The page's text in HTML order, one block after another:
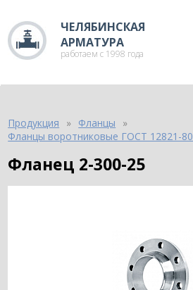
ЧЕЛЯБИНСКАЯ
АРМАТУРА
работаем с 1998 года
Продукция
Фланцы
Фланцы воротниковые ГОСТ 12821-80
Фланец 2-300-25